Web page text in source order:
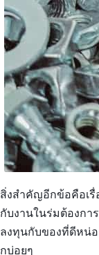
สิ่งสำคัญอีกข้อคือเ
กับงานในร่มต้องก
ลงทุนกับของที่ดีหน่อ
กบ่อยๆ